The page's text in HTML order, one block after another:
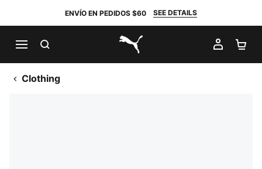
ENVÍO EN PEDIDOS $60 SEE DETAILS
PUMA.com
MI
Clothing